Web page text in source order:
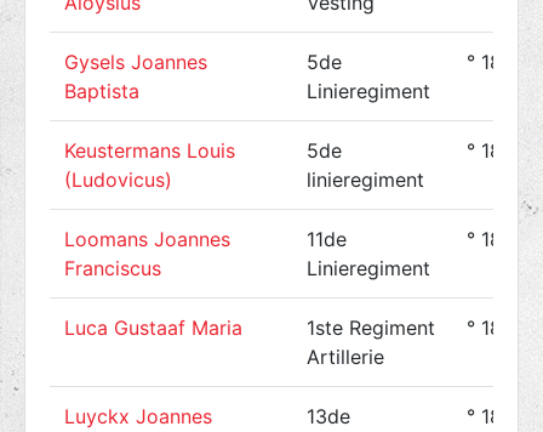
Gysels Joannes
Baptista
5de
Linieregiment
° 1890-
Keustermans Louis
(Ludovicus)
5de
linieregiment
° 1890-
Loomans Joannes
Franciscus
11de
Linieregiment
° 1889-
Luca Gustaaf Maria
1ste Regiment
Artillerie
° 1892-
Luyckx Joannes
13de
° 1890-